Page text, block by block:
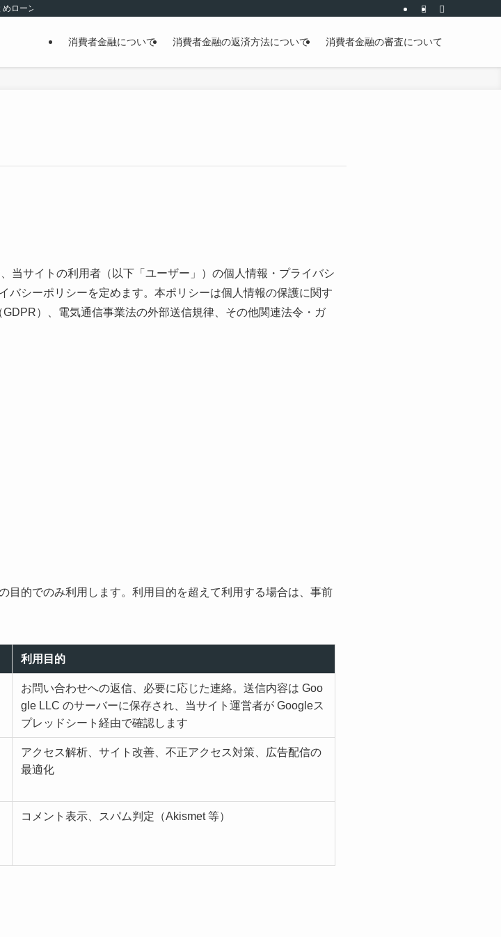
ーンの選び方を現場目線で解説。【YMYL：最終判断は専門家へ】
消費者金融について 消費者金融の返済方法について 消費者金融の審査について
当サイトの利用者（以下「ユーザー」）の個人情報・プライバシ
バシーポリシーを定めます。本ポリシーは個人情報の保護に関す
）、電気通信事業法の外部送信規律、その他関連法令・ガ
目的でのみ利用します。利用目的を超えて利用する場合は、事前
利用目的
お問い合わせへの返信、必要に応じた連絡。送信内容は Goo
gle LLC のサーバーに保存され、当サイト運営者が Googleス
プレッドシート経由で確認します
アクセス解析、サイト改善、不正アクセス対策、広告配信の
最適化
コメント表示、スパム判定（Akismet 等）